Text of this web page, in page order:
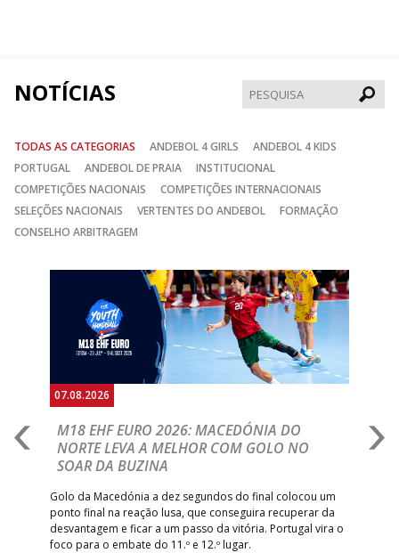
NOTÍCIAS
TODAS AS CATEGORIAS ANDEBOL 4 GIRLS
ANDEBOL 4 KIDS
PORTUGAL
ANDEBOL DE PRAIA
INSTITUCIONAL
COMPETIÇÕES NACIONAIS
COMPETIÇÕES INTERNACIONAIS
SELEÇÕES NACIONAIS
VERTENTES DO ANDEBOL
FORMAÇÃO
CONSELHO ARBITRAGEM
07.08.2026
M18 EHF EURO 2026: MACEDÓNIA DO
NORTE LEVA A MELHOR COM GOLO NO
SOAR DA BUZINA
Golo da Macedónia a dez segundos do final colocou um
ponto final na reação lusa, que conseguira recuperar da
desvantagem e ficar a um passo da vitória. Portugal vira o
foco para o embate do 11.º e 12.º lugar.